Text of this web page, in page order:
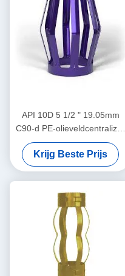
API 10D 5 1/2 " 19.05mm
C90-d PE-olieveldcentralizer
in olie- en gasbedrijven
Krijg Beste Prijs